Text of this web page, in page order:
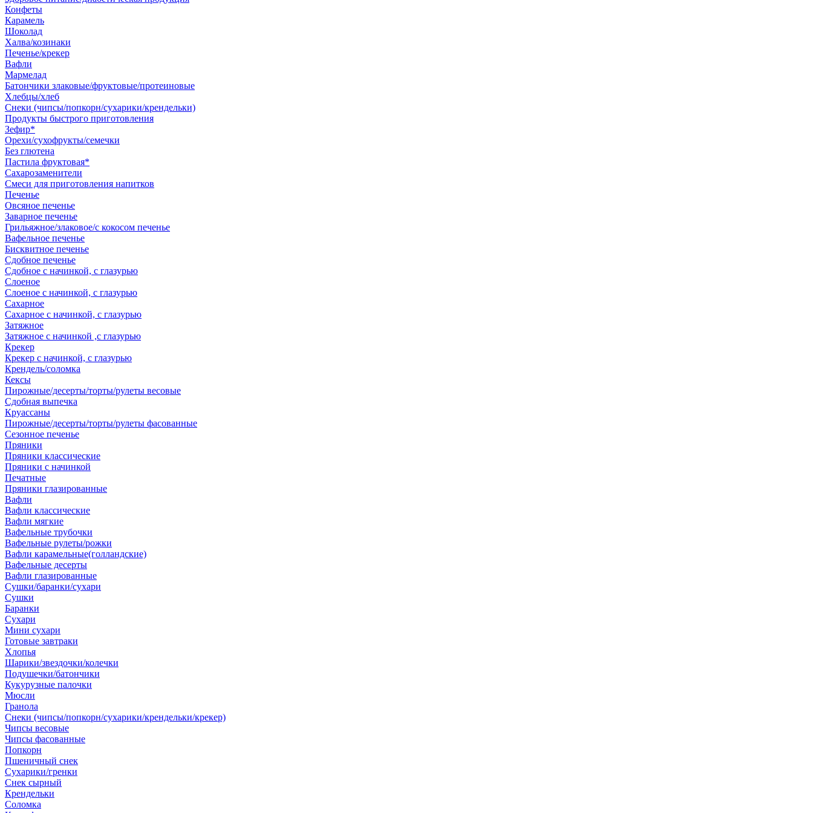
Конфеты
Карамель
Шоколад
Халва/козинаки
Печенье/крекер
Вафли
Мармелад
Батончики злаковые/фруктовые/протеиновые
Хлебцы/хлеб
Снеки (чипсы/попкорн/сухарики/крендельки)
Продукты быстрого приготовления
Зефир*
Орехи/сухофрукты/семечки
Без глютена
Пастила фруктовая*
Сахарозаменители
Смеси для приготовления напитков
Печенье
Овсяное печенье
Заварное печенье
Грильяжное/злаковое/с кокосом печенье
Вафельное печенье
Бисквитное печенье
Сдобное печенье
Сдобное с начинкой, с глазурью
Слоеное
Слоеное с начинкой, с глазурью
Сахарное
Сахарное с начинкой, с глазурью
Затяжное
Затяжное с начинкой ,с глазурью
Крекер
Крекер с начинкой, с глазурью
Крендель/соломка
Кексы
Пирожные/десерты/торты/рулеты весовые
Сдобная выпечка
Круассаны
Пирожные/десерты/торты/рулеты фасованные
Сезонное печенье
Пряники
Пряники классические
Пряники с начинкой
Печатные
Пряники глазированные
Вафли
Вафли классические
Вафли мягкие
Вафельные трубочки
Вафельные рулеты/рожки
Вафли карамельные(голландские)
Вафельные десерты
Вафли глазированные
Сушки/баранки/сухари
Сушки
Баранки
Сухари
Мини сухари
Готовые завтраки
Хлопья
Шарики/звездочки/колечки
Подушечки/батончики
Кукурузные палочки
Мюсли
Гранола
Снеки (чипсы/попкорн/сухарики/крендельки/крекер)
Чипсы весовые
Чипсы фасованные
Попкорн
Пшеничный снек
Сухарики/гренки
Снек сырный
Крендельки
Соломка